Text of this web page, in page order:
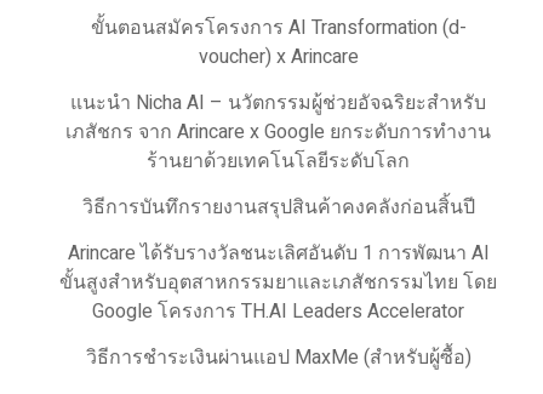
ขั้นตอนสมัครโครงการ AI Transformation (d-
voucher) x Arincare
แนะนำ Nicha AI – นวัตกรรมผู้ช่วยอัจฉริยะสำหรับ
เภสัชกร จาก Arincare x Google ยกระดับการทำงาน
ร้านยาด้วยเทคโนโลยีระดับโลก
วิธีการบันทึกรายงานสรุปสินค้าคงคลังก่อนสิ้นปี
Arincare ได้รับรางวัลชนะเลิศอันดับ 1 การพัฒนา AI
ขั้นสูงสำหรับอุตสาหกรรมยาและเภสัชกรรมไทย โดย
Google โครงการ TH.AI Leaders Accelerator
วิธีการชำระเงินผ่านแอป MaxMe (สำหรับผู้ซื้อ)